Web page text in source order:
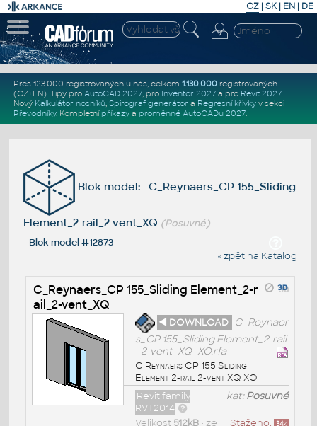
CZ | SK| EN | DE
Přes 123.000 registrovaných u nás, celkem 1.130.000registrovaných
(CZ+EN). Tipy pro AutoCAD 2027, pro Inventor 2027a pro Revit 2027.
Nový Kalkulátor nosníků, Spirograf generátor a Regresní křivkyv sekci
Převodníky. Kompletní příkazya proměnné AutoCADu 2027.
Blok-model: C_Reynaers_CP 155_Sliding
Element_2-rail_2-vent_XQ (Posuvné)
Blok-model #12873
« zpět na Katalog
C_Reynaers_CP 155_Sliding Element_2-r
ail_2-vent_XQ
◄ DOWNLOAD C_Reynaer
s_CP 155_Sliding Element_2-rail
_2-vent_XQ_XO.rfa
C Reynaers CP 155 Sliding
Element 2-rail 2-vent XQ XO
kat:Posuvné
Revit family
RVT2014
Staženo: 34x
Velikost 512kB• ze